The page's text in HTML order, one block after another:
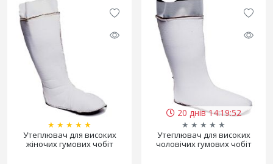
★ ★ ★ ★ ★
Утеплювач для високих
жіночих гумових чобіт
20 днів 14:19:52
★ ★ ★ ★ ★
Утеплювач для високих
чоловічих гумових чобіт